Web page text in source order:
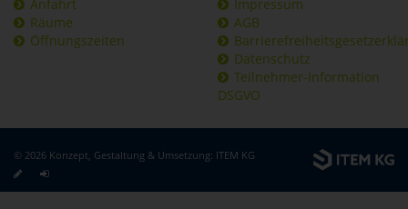
Anfahrt
Räume
Öffnungszeiten
Impressum
AGB
Datenschutz
Teilnehmer-Information
DSGVO
© 2026 Konzept, Gestaltung & Umsetzung: ITEM KG